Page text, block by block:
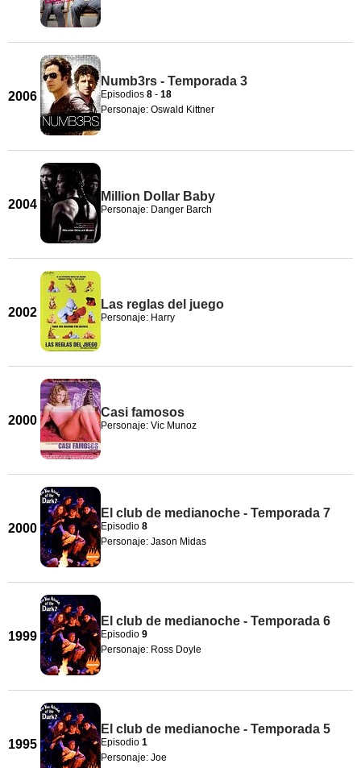
2006
Numb3rs - Temporada 3
Episodios 8 - 18
Personaje: Oswald Kittner
2004
Million Dollar Baby
Personaje: Danger Barch
2002
Las reglas del juego
Personaje: Harry
2000
Casi famosos
Personaje: Vic Munoz
2000
El club de medianoche - Temporada 7
Episodio 8
Personaje: Jason Midas
1999
El club de medianoche - Temporada 6
Episodio 9
Personaje: Ross Doyle
1995
El club de medianoche - Temporada 5
Episodio 1
Personaje: Joe